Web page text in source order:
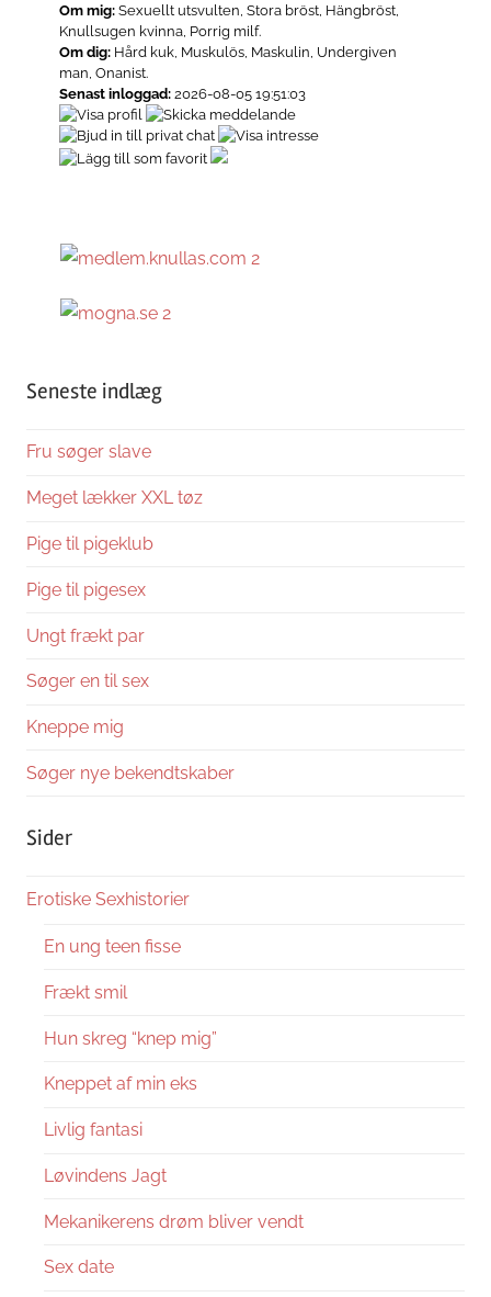
Om mig: Sexuellt utsvulten, Stora bröst, Hängbröst,
Knullsugen kvinna, Porrig milf.
Om dig: Hård kuk, Muskulös, Maskulin, Undergiven
man, Onanist.
Senast inloggad: 2026-08-05 19:51:03
Seneste indlæg
Fru søger slave
Meget lækker XXL tøz
Pige til pigeklub
Pige til pigesex
Ungt frækt par
Søger en til sex
Kneppe mig
Søger nye bekendtskaber
Sider
Erotiske Sexhistorier
En ung teen fisse
Frækt smil
Hun skreg “knep mig”
Kneppet af min eks
Livlig fantasi
Løvindens Jagt
Mekanikerens drøm bliver vendt
Sex date